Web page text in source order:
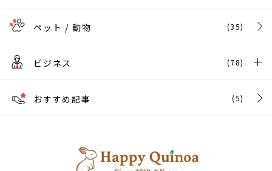
ペット / 動物 (35)
ビジネス (78)
おすすめ記事 (5)